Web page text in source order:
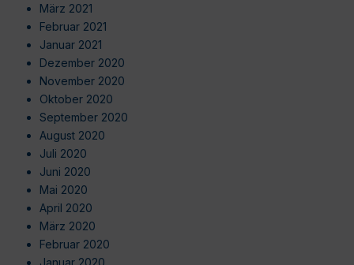
März 2021
Februar 2021
Januar 2021
Dezember 2020
November 2020
Oktober 2020
September 2020
August 2020
Juli 2020
Juni 2020
Mai 2020
April 2020
März 2020
Februar 2020
Januar 2020